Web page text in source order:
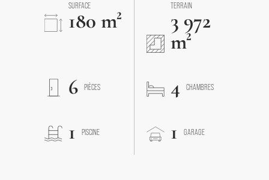
SURFACE
180 m²
TERRAIN
3 972
m²
6
PIÈCES 4 CHAMBRES
1 PISCINE 1 GARAGE